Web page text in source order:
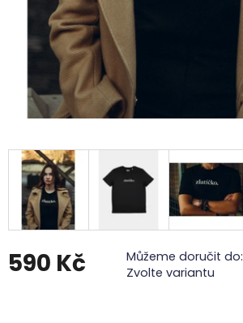
590 Kč
Můžeme doručit do:
Zvolte variantu